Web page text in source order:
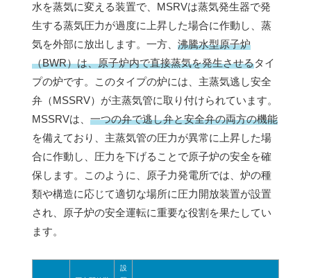
水を蒸気に変える装置で、MSRVは蒸気発生器で発
生する蒸気圧力が過度に上昇した場合に作動し、蒸
気を外部に放出します。一方、 沸騰水型原子炉
（BWR）は、原子炉内で直接蒸気を発生させるタイ
プの炉です。このタイプの炉には、主蒸気逃し安全
弁（MSSRV）が主蒸気管に取り付けられています。
MSSRVは、 一つの弁で逃し弁と安全弁の両方の機能
を備えており、主蒸気管の圧力が異常に上昇した場
合に作動し、圧力を下げることで原子炉の安全を確
保します。このように、原子力発電所では、炉の種
類や構造に応じて適切な場所に圧力開放装置が設置
され、原子炉の安全運転に重要な役割を果たしてい
ます。
設